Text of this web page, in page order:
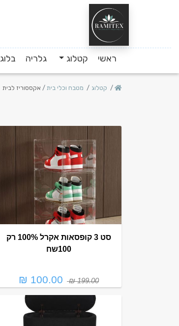
ראשי קטלוג גלריה בלוג
קטלוג מטבח וכלי בית אקססוריז לבית
סט 3 קופסאות אקרל 100% רק
100שח
199.00 ₪
100.00 ₪